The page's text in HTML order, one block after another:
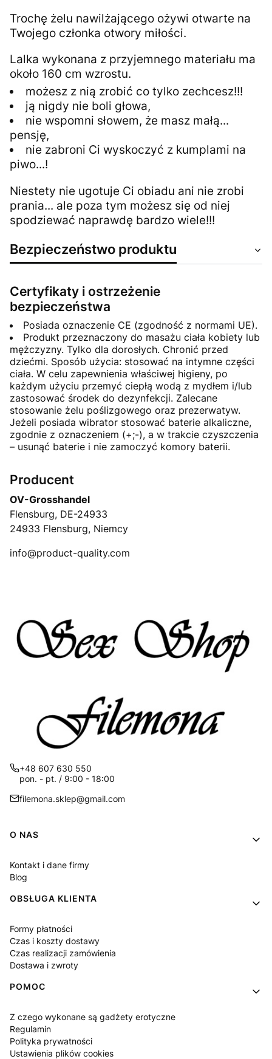
Trochę żelu nawilżającego ożywi otwarte na
Twojego członka otwory miłości.
Lalka wykonana z przyjemnego materiału ma
około 160 cm wzrostu.
możesz z nią zrobić co tylko zechcesz!!!
ją nigdy nie boli głowa,
nie wspomni słowem, że masz małą...
pensję,
nie zabroni Ci wyskoczyć z kumplami na
piwo...!
Niestety nie ugotuje Ci obiadu ani nie zrobi
prania... ale poza tym możesz się od niej
spodziewać naprawdę bardzo wiele!!!
Bezpieczeństwo produktu
Certyfikaty i ostrzeżenie
bezpieczeństwa
Posiada oznaczenie CE (zgodność z normami UE).
Produkt przeznaczony do masażu ciała kobiety lub
mężczyzny. Tylko dla dorosłych. Chronić przed
dziećmi. Sposób użycia: stosować na intymne części
ciała. W celu zapewnienia właściwej higieny, po
każdym użyciu przemyć ciepłą wodą z mydłem i/lub
zastosować środek do dezynfekcji. Zalecane
stosowanie żelu poślizgowego oraz prezerwatyw.
Jeżeli posiada wibrator stosować baterie alkaliczne,
zgodnie z oznaczeniem (+;-), a w trakcie czyszczenia
– usunąć baterie i nie zamoczyć komory baterii.
Producent
OV-Grosshandel
Flensburg, DE-24933
24933 Flensburg, Niemcy
info@product-quality.com
+48 607 630 550
pon. - pt. / 9:00 - 18:00
filemona.sklep@gmail.com
Linki w stopce
O NAS
Kontakt i dane firmy
Blog
OBSŁUGA KLIENTA
Formy płatności
Czas i koszty dostawy
Czas realizacji zamówienia
Dostawa i zwroty
POMOC
Z czego wykonane są gadżety erotyczne
Regulamin
Polityka prywatności
Ustawienia plików cookies